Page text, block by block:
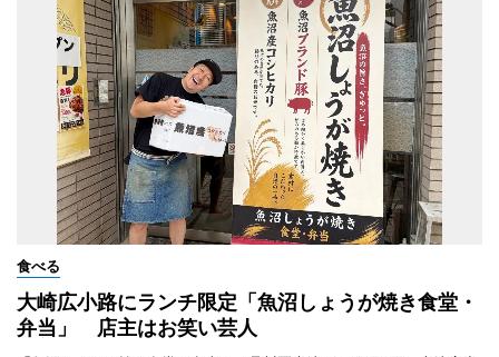
食べる
大崎広小路にランチ限定「魚沼しょうが焼き食堂・
弁当」 店主はお笑い芸人